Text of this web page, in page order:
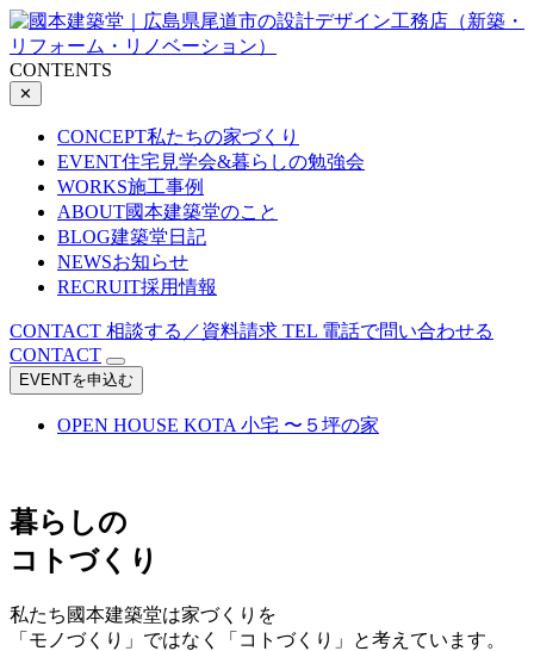
CONTENTS
✕
CONCEPT私たちの家づくり
EVENT住宅見学会&暮らしの勉強会
WORKS施工事例
ABOUT國本建築堂のこと
BLOG建築堂日記
NEWSお知らせ
RECRUIT採用情報
CONTACT 相談する／資料請求 TEL 電話で問い合わせる
CONTACT
EVENTを申込む
OPEN HOUSE KOTA 小宅 〜５坪の家
暮らしの
コトづくり
私たち國本建築堂は家づくりを
「モノづくり」ではなく「コトづくり」と考えています。